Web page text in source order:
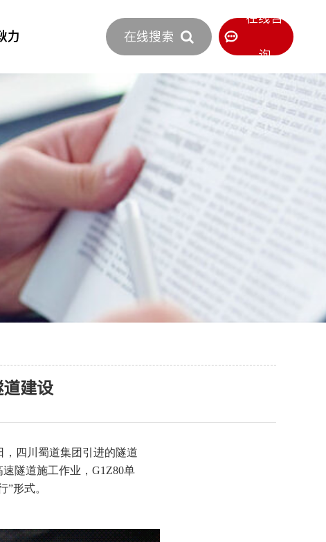
400-886-0516
力 在线搜索
在线咨
询
建设
四川蜀道集团引进的隧道
隧道施工作业，G1Z80单
形式。